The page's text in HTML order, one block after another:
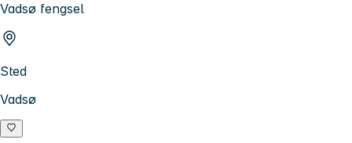
Vadsø fengsel
Sted
Vadsø